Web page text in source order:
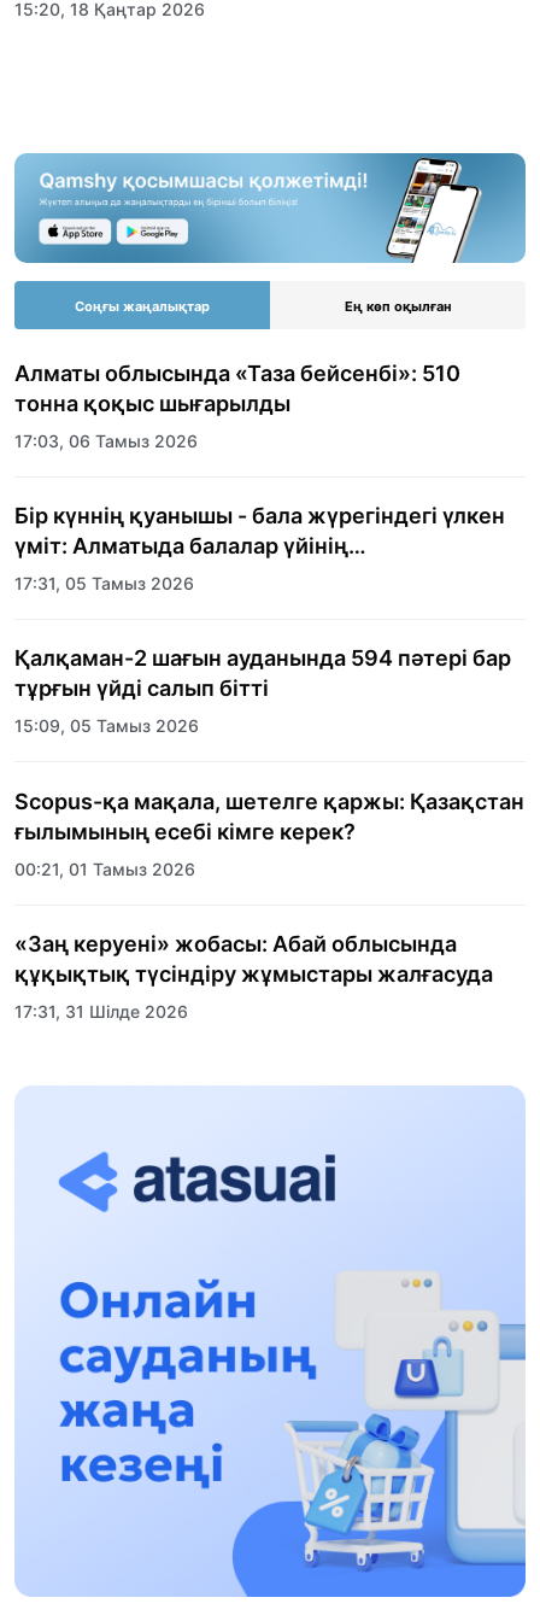
15:20, 18 Қаңтар 2026
Соңғы жаңалықтар Ең көп оқылған
Алматы облысында «Таза бейсенбі»: 510
тонна қоқыс шығарылды
17:03, 06 Тамыз 2026
Бір күннің қуанышы - бала жүрегіндегі үлкен
үміт: Алматыда балалар үйінің
тәрбиеленушілеріне мерекелік күн
17:31, 05 Тамыз 2026
Қалқаман-2 шағын ауданында 594 пәтері бар
тұрғын үйді салып бітті
15:09, 05 Тамыз 2026
Scopus-қа мақала, шетелге қаржы: Қазақстан
ғылымының есебі кімге керек?
00:21, 01 Тамыз 2026
«Заң керуені» жобасы: Абай облысында
құқықтық түсіндіру жұмыстары жалғасуда
17:31, 31 Шілде 2026
Халықаралық «Формула-1 H2O» жарысын
13:13, 30 Шілде 2026
12:01, 28 Шілде 2026
Абзал Достияр: Думан Мұхаметкәрімді
Алматы түрмесіне ауыстыруы мүмкін
16:15, 27 Шілде 2026
Өскенбай Құлатайұлы: Руханиятқа қызмет
17:46, 26 Шілде 2026